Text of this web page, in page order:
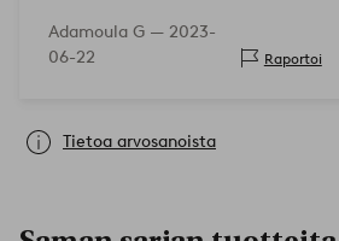
Adamoula G — 2023-
06-22
Raportoi
Tietoa arvosanoista